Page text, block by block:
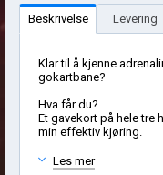
Beskrivelse Levering
Klar til å kjenne
gokartbane?
Hva får du?
Et gavekort på hele tre
min effektiv kjøring.
Les mer